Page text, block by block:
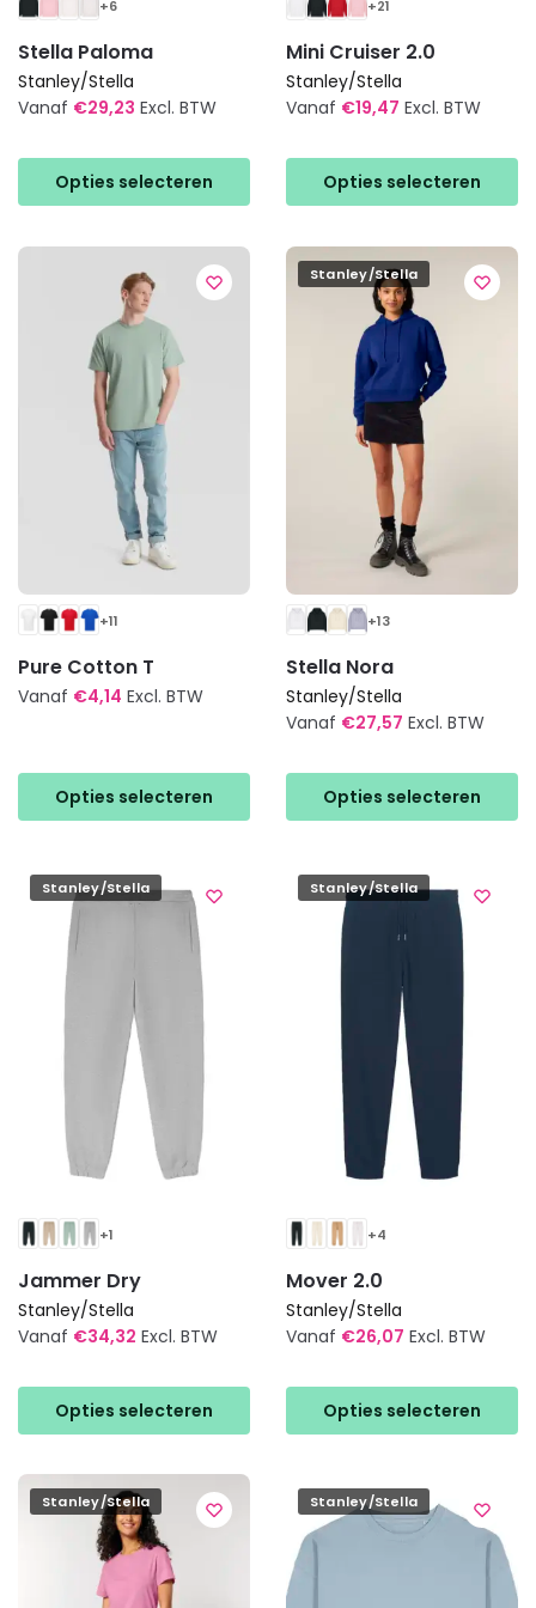
+6
Stella Paloma
Stanley/Stella
Vanaf €29,23 Excl. BTW
Opties selecteren
product
heeft
gekozen
productpagina
+21
Mini Cruiser 2.0
Stanley/Stella
Vanaf €19,47 Excl. BTW
Opties selecteren
product
heeft
variaties.
Deze
gekozen
productpagina
+11
Pure Cotton T
Vanaf €4,14 Excl. BTW
Opties selecteren
heeft
meerdere
Deze
optie
gekozen
worden
productpagina
Stanley/Stella
+13
Stella Nora
Stanley/Stella
Vanaf €27,57 Excl. BTW
Opties selecteren
product
heeft
variaties.
Deze
productpagina
Stanley/Stella
+1
Jammer Dry
Stanley/Stella
Vanaf €34,32 Excl. BTW
Opties selecteren
product
heeft
variaties.
Deze
Stanley/Stella
+4
Mover 2.0
Stanley/Stella
Vanaf €26,07 Excl. BTW
Opties selecteren
product
heeft
variaties.
Deze
optie
kan
Stanley/Stella Stanley/Stella